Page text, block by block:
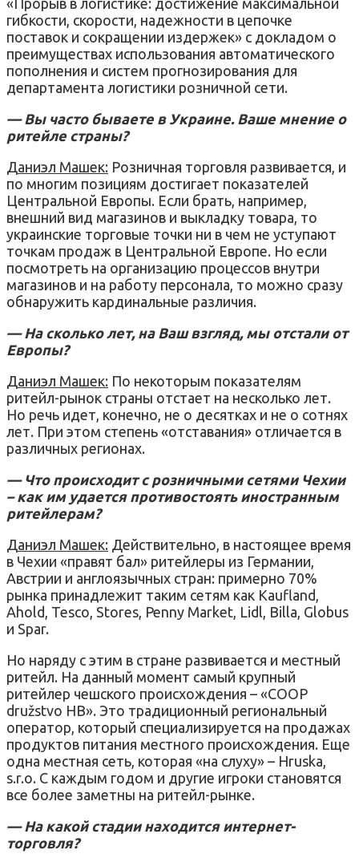
гибкости, скорости, надежности в цепочке
поставок и сокращении издержек» с докладом о
преимуществах использования автоматического
пополнения и систем прогнозирования для
департамента логистики розничной сети.
— Вы часто бываете в Украине. Ваше мнение о
ритейле страны?
Даниэл Машек: Розничная торговля развивается, и
по многим позициям достигает показателей
Центральной Европы. Если брать, например,
внешний вид магазинов и выкладку товара, то
украинские торговые точки ни в чем не уступают
точкам продаж в Центральной Европе. Но если
посмотреть на организацию процессов внутри
магазинов и на работу персонала, то можно сразу
обнаружить кардинальные различия.
— На сколько лет, на Ваш взгляд, мы отстали от
Европы?
Даниэл Машек: По некоторым показателям
ритейл-рынок страны отстает на несколько лет.
Но речь идет, конечно, не о десятках и не о сотнях
лет. При этом степень «отставания» отличается в
различных регионах.
— Что происходит с розничными сетями Чехии
– как им удается противостоять иностранным
ритейлерам?
Даниэл Машек: Действительно, в настоящее время
в Чехии «правят бал» ритейлеры из Германии,
Австрии и англоязычных стран: примерно 70%
рынка принадлежит таким сетям как Kaufland,
Ahold, Tesco, Stores, Penny Market, Lidl, Billa, Globus
и Spar.
Но наряду с этим в стране развивается и местный
ритейл. На данный момент самый крупный
ритейлер чешского происхождения – «COOP
družstvo HB». Это традиционный региональный
оператор, который специализируется на продажах
продуктов питания местного происхождения. Еще
одна местная сеть, которая «на слуху» – Hruska,
s.r.o. С каждым годом и другие игроки становятся
все более заметны на ритейл-рынке.
— На какой стадии находится интернет-
торговля?